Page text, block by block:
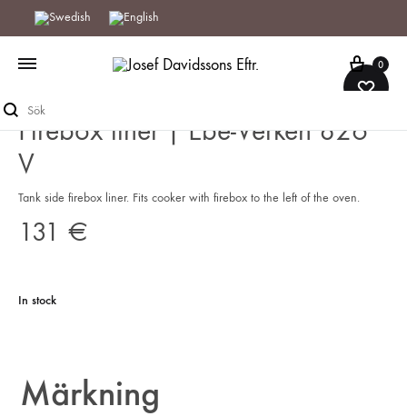
Cart
0
Sök
Firebox liner | Ebe-Verken 826
V
Tank side firebox liner. Fits cooker with firebox to the left of the oven.
131 €
In stock
Märkning